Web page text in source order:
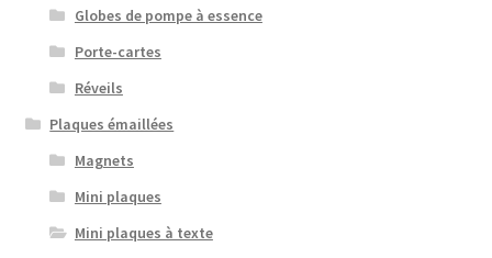
Globes de pompe à essence
Porte-cartes
Réveils
Plaques émaillées
Magnets
Mini plaques
Mini plaques à texte